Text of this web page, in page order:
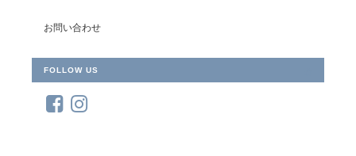
私自身が商品を選びましたが、実際届くまで手触りや仕上がり状
な価格で良い物を頂きました。 何よりも家内が商品を見るな
り ”これ いいね！”と高評価でした。ありがとうございました。
お問い合わせ
FOLLOW US